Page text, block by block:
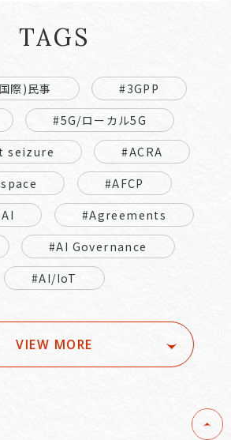
TAGS
際)民事
#3GPP
#5G/ローカル5G
seizure
#ACRA
#AFCP
#Agreements
#AI Governance
#AI/IoT
VIEW MORE